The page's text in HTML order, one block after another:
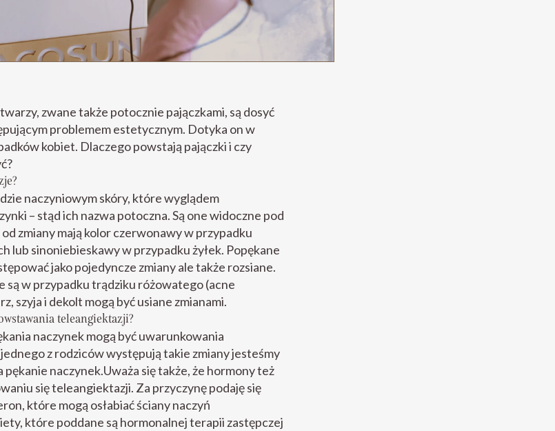
zwane także potocznie pajączkami, są dosyć
problemem estetycznym. Dotyka on w
kobiet. Dlaczego powstają pajączki i czy
naczyniowym skóry, które wyglądem
– stąd ich nazwa potoczna. Są one widoczne pod
od zmiany mają kolor czerwonawy w przypadku
lub sinoniebieskawy w przypadku żyłek. Popękane
jako pojedyncze zmiany ale także rozsiane.
są w przypadku trądziku różowatego (acne
szyja i dekolt mogą być usiane zmianami.
teleangiektazji?
naczynek mogą być uwarunkowania
z rodziców występują takie zmiany jesteśmy
pękanie naczynek.Uważa się także, że hormony też
się teleangiektazji. Za przyczynę podaję się
które mogą osłabiać ściany naczyń
które poddane są hormonalnej terapii zastępczej